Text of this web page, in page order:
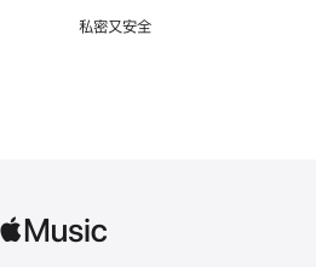
私密又安全